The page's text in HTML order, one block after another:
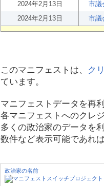
2024年2月13日
市議
2024年2月13日
市議
このマニフェストは、 ク
ています。
マニフェストデータを再
各マニフェストへのクレ
多くの政治家のデータを
数件など表示可能であれ
政治家の名前